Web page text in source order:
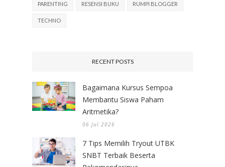
PARENTING RESENSI BUKU RUMPI BLOGGER
TECHNO
RECENT POSTS
Bagaimana Kursus Sempoa
Membantu Siswa Paham
Aritmetika?
06 Jul 2026
7 Tips Memilih Tryout UTBK
SNBT Terbaik Beserta